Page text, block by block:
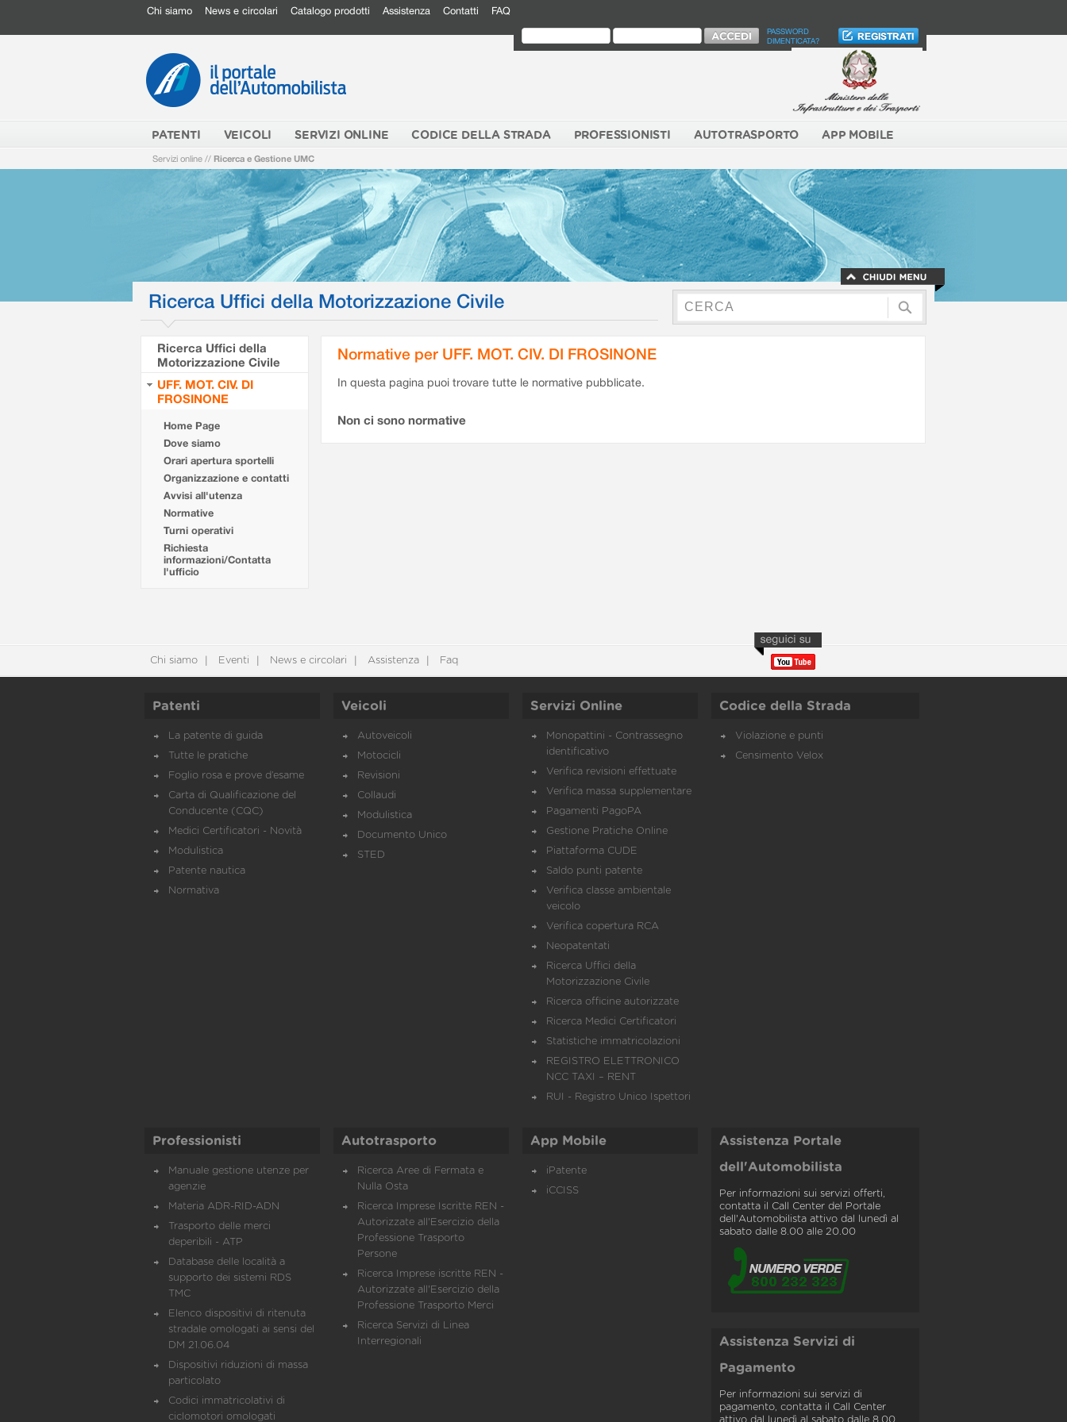
Chi siamo News e circolari Catalogo prodotti Assistenza Contatti FAQ
PASSWORD
DIMENTICATA?
PATENTI VEICOLI SERVIZI ONLINE CODICE DELLA STRADA PROFESSIONISTI AUTOTRASPORTO APP MOBILE
Servizi online // Ricerca e Gestione UMC
Ricerca Uffici della Motorizzazione Civile
Ricerca Uffici della
Motorizzazione Civile
UFF. MOT. CIV. DI
FROSINONE
Home Page
Dove siamo
Orari apertura sportelli
Organizzazione e contatti
Avvisi all'utenza
Normative
Turni operativi
Richiesta
informazioni/Contatta
l'ufficio
Normative per UFF. MOT. CIV. DI FROSINONE
In questa pagina puoi trovare tutte le normative pubblicate.
Non ci sono normative
Chi siamo Eventi News e circolari Assistenza Faq
Patenti
La patente di guida
Tutte le pratiche
Foglio rosa e prove d’esame
Carta di Qualificazione del
Conducente (CQC)
Medici Certificatori - Novità
Modulistica
Patente nautica
Normativa
Veicoli
Autoveicoli
Motocicli
Revisioni
Collaudi
Modulistica
Documento Unico
STED
Servizi Online
Monopattini - Contrassegno
identificativo
Verifica revisioni effettuate
Verifica massa supplementare
Pagamenti PagoPA
Gestione Pratiche Online
Piattaforma CUDE
Saldo punti patente
Verifica classe ambientale
veicolo
Verifica copertura RCA
Neopatentati
Ricerca Uffici della
Motorizzazione Civile
Ricerca officine autorizzate
Ricerca Medici Certificatori
Statistiche immatricolazioni
REGISTRO ELETTRONICO
NCC TAXI – RENT
RUI - Registro Unico Ispettori
Codice della Strada
Violazione e punti
Censimento Velox
Professionisti
Manuale gestione utenze per
agenzie
Materia ADR-RID-ADN
Trasporto delle merci
deperibili - ATP
Database delle località a
supporto dei sistemi RDS
TMC
Elenco dispositivi di ritenuta
stradale omologati ai sensi del
DM 21.06.04
Dispositivi riduzioni di massa
particolato
Codici immatricolativi di
ciclomotori omologati
Autotrasporto
Ricerca Aree di Fermata e
Nulla Osta
Ricerca Imprese Iscritte REN -
Autorizzate all'Esercizio della
Professione Trasporto
Persone
Ricerca Imprese iscritte REN -
Autorizzate all'Esercizio della
Professione Trasporto Merci
Ricerca Servizi di Linea
Interregionali
App Mobile
iPatente
iCCISS
Assistenza Portale
dell'Automobilista
Per informazioni sui servizi offerti,
contatta il Call Center del Portale
dell'Automobilista attivo dal lunedì al
sabato dalle 8.00 alle 20.00
Assistenza Servizi di
Pagamento
Per informazioni sui servizi di
pagamento, contatta il Call Center